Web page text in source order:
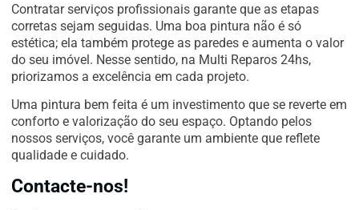
Contratar serviços profissionais garante que as etapas
corretas sejam seguidas. Uma boa pintura não é só
estética; ela também protege as paredes e aumenta o valor
do seu imóvel. Nesse sentido, na Multi Reparos 24hs,
priorizamos a excelência em cada projeto.
Uma pintura bem feita é um investimento que se reverte em
conforto e valorização do seu espaço. Optando pelos
nossos serviços, você garante um ambiente que reflete
qualidade e cuidado.
Contacte-nos!